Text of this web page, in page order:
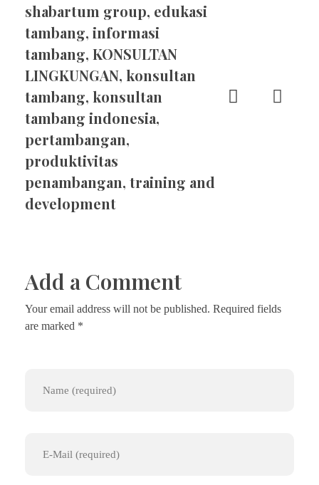
shabartum group, edukasi
tambang, informasi
tambang, KONSULTAN
LINGKUNGAN, konsultan
tambang, konsultan
tambang indonesia,
pertambangan,
produktivitas
penambangan, training and
development
Add a Comment
Your email address will not be published. Required fields
are marked *